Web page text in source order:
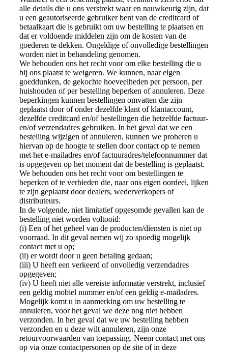
alle details die u ons verstrekt waar en nauwkeurig zijn, dat
u een geautoriseerde gebruiker bent van de creditcard of
betaalkaart die is gebruikt om uw bestelling te plaatsen en
dat er voldoende middelen zijn om de kosten van de
goederen te dekken. Ongeldige of onvolledige bestellingen
worden niet in behandeling genomen.
We behouden ons het recht voor om elke bestelling die u
bij ons plaatst te weigeren. We kunnen, naar eigen
goeddunken, de gekochte hoeveelheden per persoon, per
huishouden of per bestelling beperken of annuleren. Deze
beperkingen kunnen bestellingen omvatten die zijn
geplaatst door of onder dezelfde klant of klantaccount,
dezelfde creditcard en/of bestellingen die hetzelfde factuur-
en/of verzendadres gebruiken. In het geval dat we een
bestelling wijzigen of annuleren, kunnen we proberen u
hiervan op de hoogte te stellen door contact op te nemen
met het e-mailadres en/of factuuradres/telefoonnummer dat
is opgegeven op het moment dat de bestelling is geplaatst.
We behouden ons het recht voor om bestellingen te
beperken of te verbieden die, naar ons eigen oordeel, lijken
te zijn geplaatst door dealers, wederverkopers of
distributeurs.
In de volgende, niet limitatief opgesomde gevallen kan de
bestelling niet worden voltooid:
(i) Een of het geheel van de producten/diensten is niet op
voorraad. In dit geval nemen wij zo spoedig mogelijk
contact met u op;
(ii) er wordt door u geen betaling gedaan;
(iii) U heeft een verkeerd of onvolledig verzendadres
opgegeven;
(iv) U heeft niet alle vereiste informatie verstrekt, inclusief
een geldig mobiel nummer en/of een geldig e-mailadres.
Mogelijk komt u in aanmerking om uw bestelling te
annuleren, voor het geval we deze nog niet hebben
verzonden. In het geval dat we uw bestelling hebben
verzonden en u deze wilt annuleren, zijn onze
retourvoorwaarden van toepassing. Neem contact met ons
op via onze contactpersonen op de site of in deze